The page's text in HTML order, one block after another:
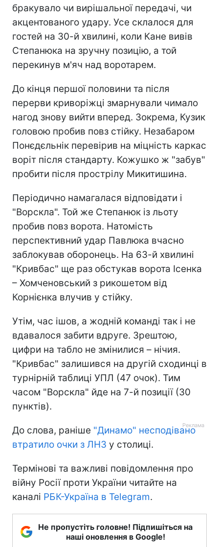
бракувало чи вирішальної передачі, чи
акцентованого удару. Усе склалося для
гостей на 30-й хвилині, коли Кане вивів
Степанюка на зручну позицію, а той
перекинув м'яч над воротарем.
До кінця першої половини та після
перерви криворіжці змарнували чимало
нагод знову вийти вперед. Зокрема, Кузик
головою пробив повз стійку. Незабаром
Понєдєльнік перевірив на міцність каркас
воріт після стандарту. Кожушко ж "забув"
пробити після прострілу Микитишина.
Періодично намагалася відповідати і
"Ворскла". Той же Степанюк із льоту
пробив повз ворота. Натомість
перспективний удар Павлюка вчасно
заблокував оборонець. На 63-й хвилині
"Кривбас" ще раз обстукав ворота Ісенка
– Хомченовський з рикошетом від
Корнієнка влучив у стійку.
Утім, час ішов, а жодній команді так і не
вдавалося забити вдруге. Зрештою,
цифри на табло не змінилися – нічия.
"Кривбас" залишився на другій сходинці в
турнірній таблиці УПЛ (47 очок). Тим
часом "Ворскла" йде на 7-й позиції (30
пунктів).
До слова, раніше "Динамо" несподівано
втратило очки з ЛНЗ у столиці.
Термінові та важливі повідомлення про
війну Росії проти України читайте на
каналі РБК-Україна в Telegram.
Не пропустіть головне! Підпишіться на
наші оновлення в Google!